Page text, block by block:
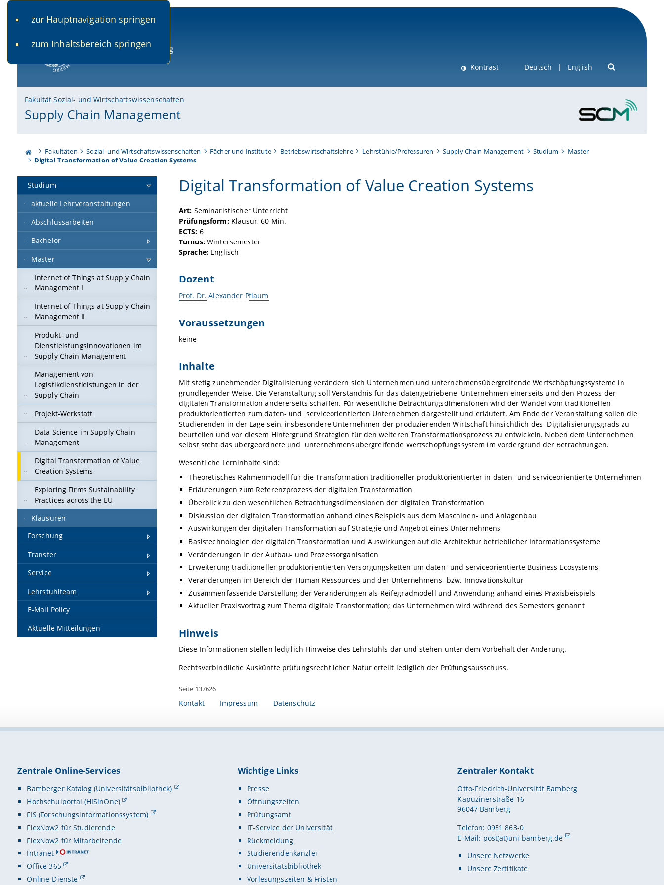
zur Hauptnavigation springen
zum Inhaltsbereich springen
Kontrast Deutsch English
Fakultät Sozial- und Wirtschaftswissenschaften
Supply Chain Management
Fakultäten Sozial- und Wirtschaftswissenschaften Fächer und Institute Betriebswirtschaftslehre Lehrstühle/Professuren Supply Chain Management Studium
Master
Digital Transformation of Value Creation Systems
Studium
aktuelle Lehrveranstaltungen
Abschlussarbeiten
Bachelor
Master
Internet of Things at Supply Chain
Management I
Internet of Things at Supply Chain
Management II
Produkt- und
Dienstleistungsinnovationen im
Supply Chain Management
Management von
Logistikdienstleistungen in der
Supply Chain
Projekt-Werkstatt
Data Science im Supply Chain
Management
Digital Transformation of Value
Creation Systems
Exploring Firms Sustainability
Practices across the EU
Klausuren
Forschung
Transfer
Service
Lehrstuhlteam
E-Mail Policy
Aktuelle Mitteilungen
Digital Transformation of Value Creation Systems
Art: Seminaristischer Unterricht
Prüfungsform: Klausur, 60 Min.
ECTS: 6
Turnus: Wintersemester
Sprache: Englisch
Dozent
Prof. Dr. Alexander Pflaum
Voraussetzungen
keine
Inhalte
Mit stetig zunehmender Digitalisierung verändern sich Unternehmen und unternehmensübergreifende Wertschöpfungssysteme in
grundlegender Weise. Die Veranstaltung soll Verständnis für das datengetriebene Unternehmen einerseits und den Prozess der
digitalen Transformation andererseits schaffen. Für wesentliche Betrachtungsdimensionen wird der Wandel vom traditionellen
produktorientierten zum daten- und serviceorientierten Unternehmen dargestellt und erläutert. Am Ende der Veranstaltung sollen die
Studierenden in der Lage sein, insbesondere Unternehmen der produzierenden Wirtschaft hinsichtlich des Digitalisierungsgrads zu
beurteilen und vor diesem Hintergrund Strategien für den weiteren Transformationsprozess zu entwickeln. Neben dem Unternehmen
selbst steht das übergeordnete und unternehmensübergreifende Wertschöpfungssystem im Vordergrund der Betrachtungen.
Wesentliche Lerninhalte sind:
Theoretisches Rahmenmodell für die Transformation traditioneller produktorientierter in daten- und serviceorientierte Unternehmen
Erläuterungen zum Referenzprozess der digitalen Transformation
Überblick zu den wesentlichen Betrachtungsdimensionen der digitalen Transformation
Diskussion der digitalen Transformation anhand eines Beispiels aus dem Maschinen- und Anlagenbau
Auswirkungen der digitalen Transformation auf Strategie und Angebot eines Unternehmens
Basistechnologien der digitalen Transformation und Auswirkungen auf die Architektur betrieblicher Informationssysteme
Veränderungen in der Aufbau- und Prozessorganisation
Erweiterung traditioneller produktorientierten Versorgungsketten um daten- und serviceorientierte Business Ecosystems
Veränderungen im Bereich der Human Ressources und der Unternehmens- bzw. Innovationskultur
Zusammenfassende Darstellung der Veränderungen als Reifegradmodell und Anwendung anhand eines Praxisbeispiels
Aktueller Praxisvortrag zum Thema digitale Transformation; das Unternehmen wird während des Semesters genannt
Hinweis
Diese Informationen stellen lediglich Hinweise des Lehrstuhls dar und stehen unter dem Vorbehalt der Änderung.
Rechtsverbindliche Auskünfte prüfungsrechtlicher Natur erteilt lediglich der Prüfungsausschuss.
Seite 137626
Kontakt Impressum Datenschutz
Zentrale Online-Services
Bamberger Katalog (Universitätsbibliothek)
Hochschulportal (HISinOne)
FIS (Forschungsinformationssystem)
FlexNow2 für Studierende
FlexNow2 für Mitarbeitende
Intranet
Office 365
Online-Dienste
Wichtige Links
Presse
Öffnungszeiten
Prüfungsamt
IT-Service der Universität
Rückmeldung
Studierendenkanzlei
Universitätsbibliothek
Vorlesungszeiten & Fristen
Zentraler Kontakt
Otto-Friedrich-Universität Bamberg
Kapuzinerstraße 16
96047 Bamberg
Telefon: 0951 863-0
E-Mail: post(at)uni-bamberg.de
Unsere Netzwerke
Unsere Zertifikate